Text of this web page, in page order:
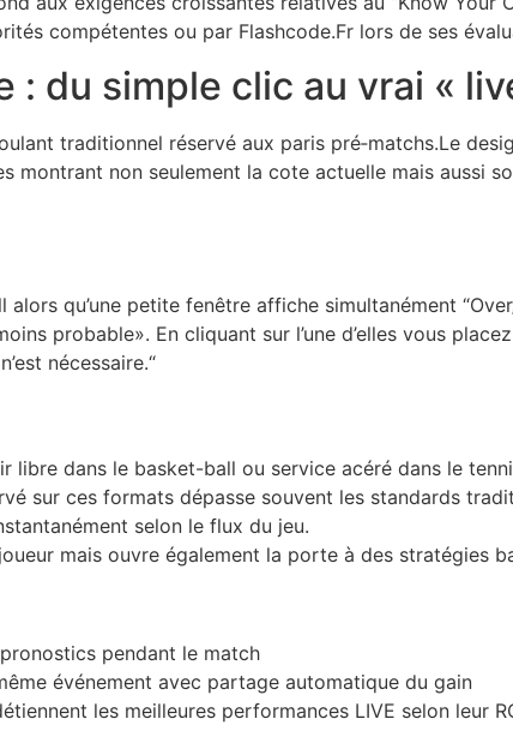
compétentes ou par Flashcode.Fr lors de ses
du simple clic au vrai «
traditionnel réservé aux paris pré‑matchs.Le
non seulement la cote actuelle mais aussi
qu’une petite fenêtre affiche simultanément
probable​». En cliquant sur l’une d’elles vous
nécessaire.“
libre dans le basket-ball ou service acéré dans le
sur ces formats dépasse souvent les standards
selon le flux du jeu.
mais ouvre également la porte à des stratégies
pendant le match
événement avec partage automatique du gain
les meilleures performances LIVE selon leur